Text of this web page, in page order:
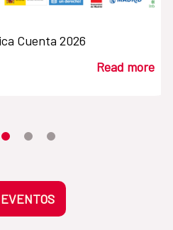
Cuenta 2026
Read more
Moves the carousel to its element
Moves the carousel to its
Moves the carousel to its